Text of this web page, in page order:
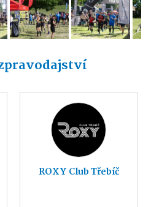
ROXY Club Třebíč